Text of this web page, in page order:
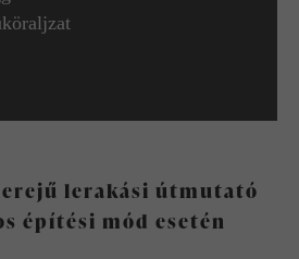
erejű lerakási útmutató
építési mód esetén